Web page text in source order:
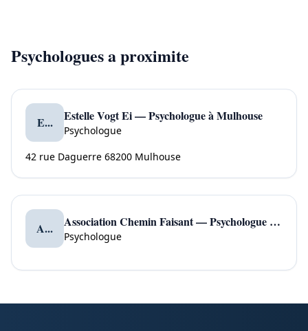
Psychologues a proximite
E... Estelle Vogt Ei — Psychologue à Mulhouse
Psychologue
42 rue Daguerre 68200 Mulhouse
A... Association Chemin Faisant — Psychologue à Err
Psychologue